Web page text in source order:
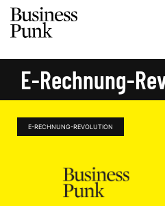
E-Rechnung-
E-RECHNUNG-REVOLUTION